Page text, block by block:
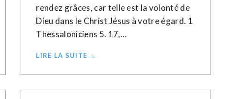
rendez grâces, car telle est la volonté de
Dieu dans le Christ Jésus à votre égard. 1
Thessaloniciens 5. 17,…
LIRE LA SUITE →